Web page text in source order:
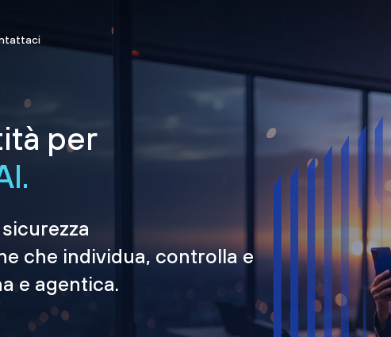
per
che individua, controlla e
e agentica.